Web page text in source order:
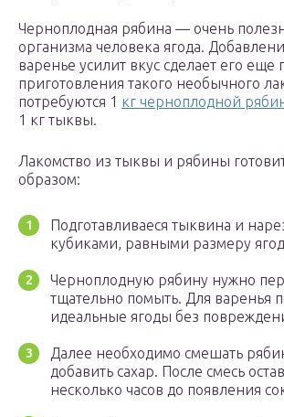
Черноплодная рябина — очень
организма человека ягода.
варенье усилит вкус сделает его еще
приготовления такого необычного
потребуются 1 кг черноплодной
1 кг тыквы.
Лакомство из тыквы и рябины
образом:
Подготавливаеся тыквина и
кубиками, равными размеру
Черноплодную рябину нужно
тщательно помыть. Для варенья
идеальные ягоды без
Далее необходимо смешать
добавить сахар. После смесь
несколько часов до появления